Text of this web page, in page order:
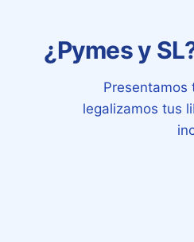
¿Pymes y
Presentamos
legalizamos tus